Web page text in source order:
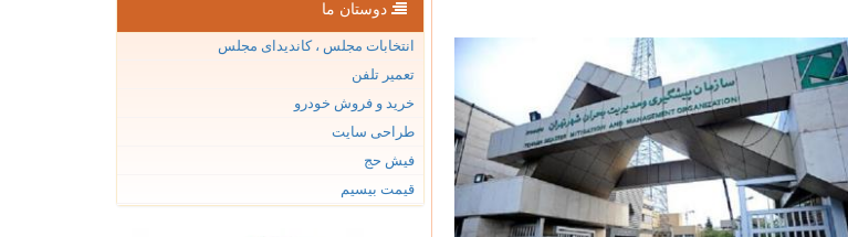
دوستان ما
انتخابات مجلس ، کاندیدای مجلس
تعمیر تلفن
خرید و فروش خودرو
طراحی سایت
فیش حج
قیمت بیسیم